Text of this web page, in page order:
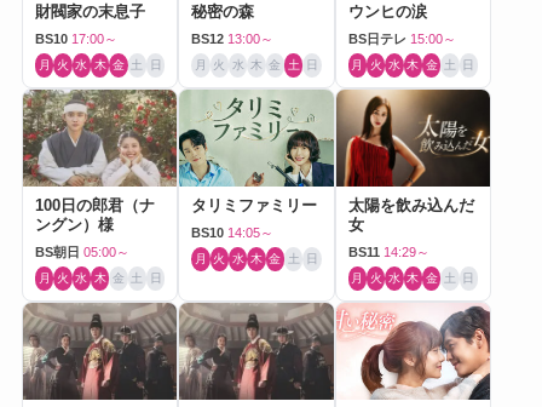
財閥家の末息子
BS10 17:00～
月 火 水 木 金 土 日
秘密の森
BS12 13:00～
月 火 水 木 金 土 日
ウンヒの涙
BS日テレ 15:00～
月 火 水 木 金 土 日
100日の郎君（ナ
ングン）様
BS朝日 05:00～
月 火 水 木 金 土 日
タリミファミリー
BS10 14:05～
月 火 水 木 金 土 日
太陽を飲み込んだ
女
BS11 14:29～
月 火 水 木 金 土 日